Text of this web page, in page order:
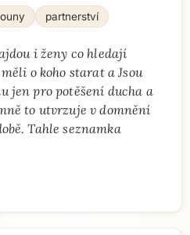
partnerství
i ženy co hledají
o koho starat a Jsou
jen pro potěšení ducha a
to utvrzuje v domnění
Tahle seznamka